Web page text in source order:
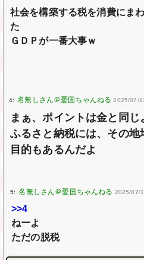
社会を構築する税を消費にま
た
ＧＤＰが一番大事ｗ
4: 2025/07/
まぁ、ポイントは金と同じ
ふるさと納税には、その地
目的もあるんだよ
5: 2025/07/
>>4
ねーよ
ただの脱税